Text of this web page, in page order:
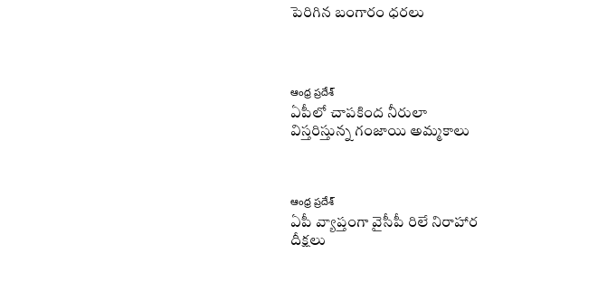
పెరిగిన బంగారం ధరలు
ఆంధ్ర ప్రదేశ్
ఏపీలో చాపకింద నీరులా
విస్తరిస్తున్న గంజాయి అమ్మకాలు
ఆంధ్ర ప్రదేశ్
ఏపీ వ్యాప్తంగా వైసీపీ రిలే నిరాహార
దీక్షలు